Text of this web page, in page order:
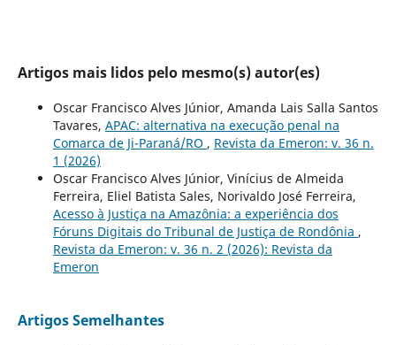
Artigos mais lidos pelo mesmo(s) autor(es)
Oscar Francisco Alves Júnior, Amanda Lais Salla Santos
Tavares, APAC: alternativa na execução penal na
Comarca de Ji-Paraná/RO , Revista da Emeron: v. 36 n.
1 (2026)
Oscar Francisco Alves Júnior, Vinícius de Almeida
Ferreira, Eliel Batista Sales, Norivaldo José Ferreira,
Acesso à Justiça na Amazônia: a experiência dos
Fóruns Digitais do Tribunal de Justiça de Rondônia ,
Revista da Emeron: v. 36 n. 2 (2026): Revista da
Emeron
Artigos Semelhantes